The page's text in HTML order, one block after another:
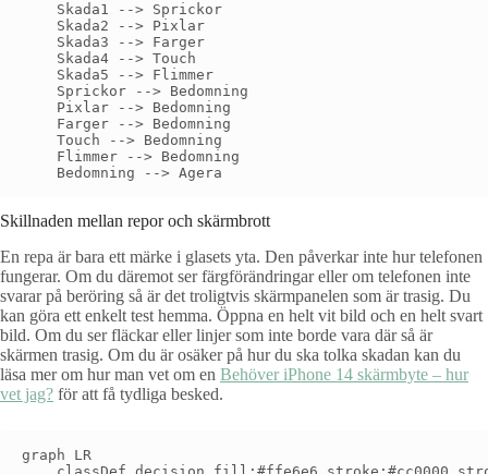
    Skada1 --> Sprickor
    Skada2 --> Pixlar
    Skada3 --> Farger
    Skada4 --> Touch
    Skada5 --> Flimmer
    Sprickor --> Bedomning
    Pixlar --> Bedomning
    Farger --> Bedomning
    Touch --> Bedomning
    Flimmer --> Bedomning
Skillnaden mellan repor och skärmbrott
En repa är bara ett märke i glasets yta. Den påverkar inte hur telefonen
fungerar. Om du däremot ser färgförändringar eller om telefonen inte
svarar på beröring så är det troligtvis skärmpanelen som är trasig. Du
kan göra ett enkelt test hemma. Öppna en helt vit bild och en helt svart
bild. Om du ser fläckar eller linjer som inte borde vara där så är
skärmen trasig. Om du är osäker på hur du ska tolka skadan kan du
läsa mer om hur man vet om en Behöver iPhone 14 skärmbyte – hur
vet jag? för att få tydliga besked.
graph LR